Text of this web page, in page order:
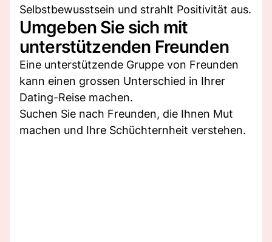
Selbstbewusstsein und strahlt Positivität aus.
Umgeben Sie sich mit
unterstützenden Freunden
Eine unterstützende Gruppe von Freunden
kann einen grossen Unterschied in Ihrer
Dating-Reise machen.
Suchen Sie nach Freunden, die Ihnen Mut
machen und Ihre Schüchternheit verstehen.